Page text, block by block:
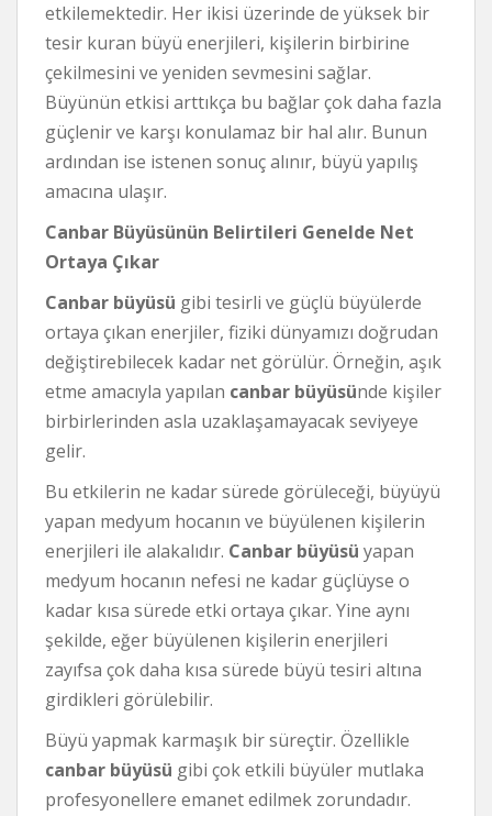
etkilemektedir. Her ikisi üzerinde de yüksek bir
tesir kuran büyü enerjileri, kişilerin birbirine
çekilmesini ve yeniden sevmesini sağlar.
Büyünün etkisi arttıkça bu bağlar çok daha fazla
güçlenir ve karşı konulamaz bir hal alır. Bunun
ardından ise istenen sonuç alınır, büyü yapılış
amacına ulaşır.
Canbar Büyüsünün Belirtileri Genelde Net
Ortaya Çıkar
Canbar büyüsü gibi tesirli ve güçlü büyülerde
ortaya çıkan enerjiler, fiziki dünyamızı doğrudan
değiştirebilecek kadar net görülür. Örneğin, aşık
etme amacıyla yapılan canbar büyüsünde kişiler
birbirlerinden asla uzaklaşamayacak seviyeye
gelir.
Bu etkilerin ne kadar sürede görüleceği, büyüyü
yapan medyum hocanın ve büyülenen kişilerin
enerjileri ile alakalıdır. Canbar büyüsü yapan
medyum hocanın nefesi ne kadar güçlüyse o
kadar kısa sürede etki ortaya çıkar. Yine aynı
şekilde, eğer büyülenen kişilerin enerjileri
zayıfsa çok daha kısa sürede büyü tesiri altına
girdikleri görülebilir.
Büyü yapmak karmaşık bir süreçtir. Özellikle
canbar büyüsü gibi çok etkili büyüler mutlaka
profesyonellere emanet edilmek zorundadır.